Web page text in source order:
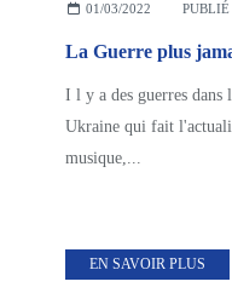
01/03/2022 PUBLIÉ
La Guerre plus
I l y a des guerres
Ukraine qui fait
musique,...
EN SAVOIR PLUS